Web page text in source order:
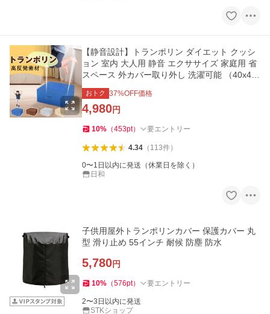
【静音設計】トランポリン ダイエット クッシ
ョン 室内 大人用 静音 エクササイズ 家庭用 省
スペース 外カバー取り外し 洗濯可能 （40x40x
15cm/50x50x20cm）
おトク 37%OFF価格
4,980円
10% （453pt） 要エントリー
4.34（ 113件）
0〜1日以内に発送（休業日を除く）
日和
子供用屋外トランポリンカバー 保護カバー 丸
型 滑り止め 55インチ 耐候 防塵 防水
5,780円
10% （576pt） 要エントリー
2〜3日以内に発送
STKショップ